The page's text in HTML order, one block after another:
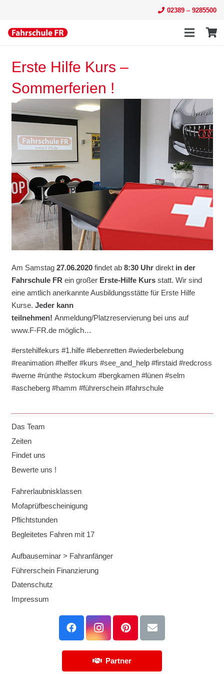
02389 – 9285500
Erste Hilfe Kurs –
Sommerferien !
Am Samstag 27.06.2020findet ab 8:30 Uhrdirekt in der
Fahrschule FR ein großerErste-Hilfe Kursstatt. Wir sind
eine amtlich anerkannte Ausbildungsstätte für Erste Hilfe
Kurse. Jeder kann
teilnehmen! Anmeldung/Platzreservierung bei uns auf
www.F-FR.de möglich…
#erstehilfekurs #1.hilfe #lebenretten #wiederbelebung
#reanimation #helfer #kurs #see_and_help #firstaid #redcross
#werne #rünthe #stockum #bergkamen #lünen #selm
#ascheberg #hamm #führerschein #fahrschule
Das Team
Zeiten
Findet uns
Bewerte uns !
Fahrerlaubnisklassen
Mofaprüfbescheinigung
Pflichtstunden
Begleitetes Fahren mit 17
Aufbauseminar > Fahranfänger
Führerschein Finanzierung
Datenschutz
Impressum
Partner